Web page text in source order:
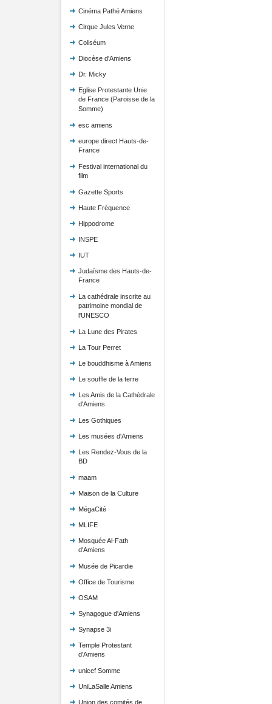
Cinéma Pathé Amiens
Cirque Jules Verne
Coliséum
Diocèse d'Amiens
Dr. Micky
Eglise Protestante Unie
de France (Paroisse de la
Somme)
esc amiens
europe direct Hauts-de-
France
Festival international du
film
Gazette Sports
Haute Fréquence
Hippodrome
INSPE
IUT
Judaïsme des Hauts-de-
France
La cathédrale inscrite au
patrimoine mondial de
l'UNESCO
La Lune des Pirates
La Tour Perret
Le bouddhisme à Amiens
Le souffle de la terre
Les Amis de la Cathédrale
d'Amiens
Les Gothiques
Les musées d'Amiens
Les Rendez-Vous de la
BD
maam
Maison de la Culture
MégaCité
MLIFE
Mosquée Al-Fath
d'Amiens
Musée de Picardie
Office de Tourisme
OSAM
Synagogue d'Amiens
Synapse 3i
Temple Protestant
d'Amiens
unicef Somme
UniLaSalle Amiens
Union des comités de